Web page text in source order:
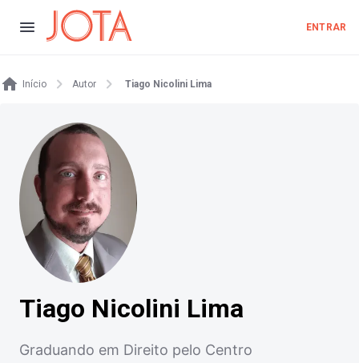
ENTRAR
Início Autor Tiago Nicolini Lima
Tiago Nicolini Lima
Graduando em Direito pelo Centro